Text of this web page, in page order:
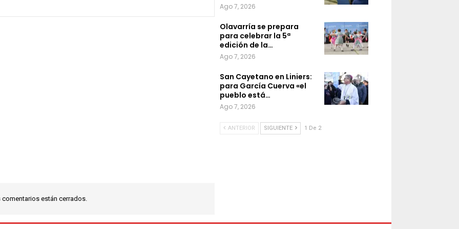
comentarios están cerrados.
Ago 7, 2026
Olavarría se prepara
para celebrar la 5ª
edición de la…
Ago 7, 2026
San Cayetano en Liniers:
para García Cuerva «el
pueblo está…
Ago 7, 2026
ANTERIOR SIGUIENTE 1 De 2